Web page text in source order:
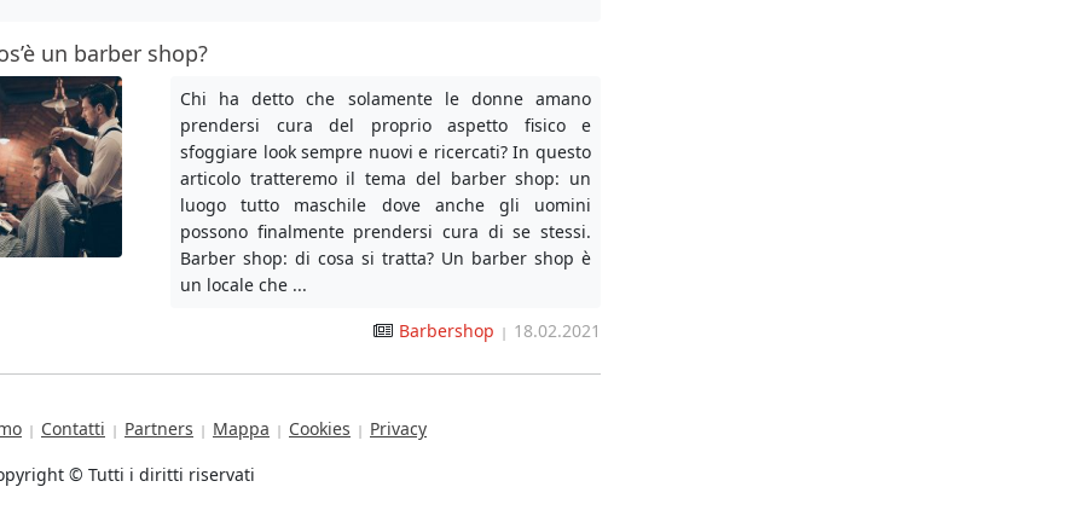
un barber shop?
Chi ha detto che solamente le donne amano
prendersi cura del proprio aspetto fisico e
sfoggiare look sempre nuovi e ricercati? In questo
articolo tratteremo il tema del barber shop: un
luogo tutto maschile dove anche gli uomini
possono finalmente prendersi cura di se stessi.
Barber shop: di cosa si tratta? Un barber shop è
un locale che ...
Barbershop | 18.02.2021
| Contatti | Partners | Mappa | Cookies | Privacy
© Tutti i diritti riservati